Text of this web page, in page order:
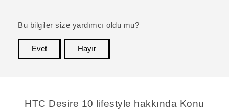
Bu bilgiler size yardımcı oldu mu?
Evet
Hayır
HTC Desire 10 lifestyle hakkında Konu